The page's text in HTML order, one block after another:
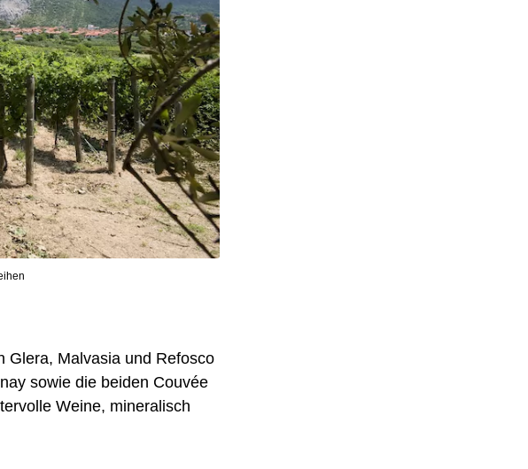
Glera, Malvasia und Refosco
sowie die beiden Couvée
Weine, mineralisch